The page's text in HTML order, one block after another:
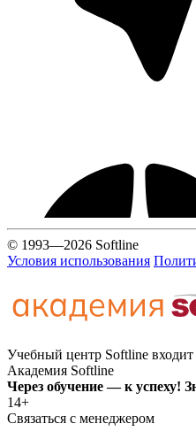
© 1993—2026 Softline
Условия использования
Учебный центр Softline входит
Академия Softline
Через обучение — к успеху!
14+
Связаться с менеджером